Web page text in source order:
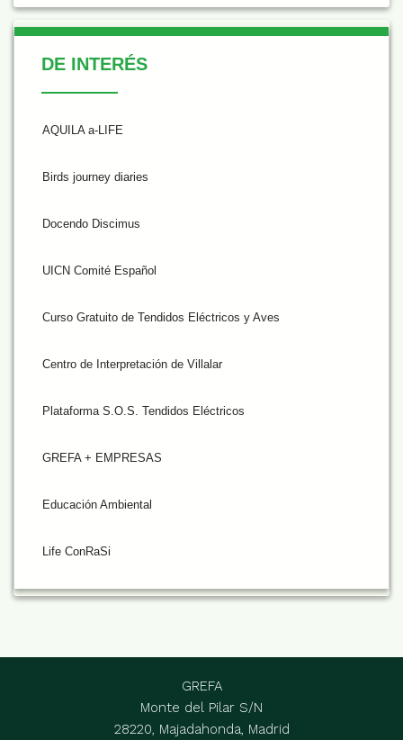
De Interés
DE INTERÉS
AQUILA a-LIFE
Birds journey diaries
Docendo Discimus
UICN Comité Español
Curso Gratuito de Tendidos Eléctricos y Aves
Centro de Interpretación de Villalar
Plataforma S.O.S. Tendidos Eléctricos
GREFA + EMPRESAS
Educación Ambiental
Life ConRaSi
GREFA
Monte del Pilar S/N
28220, Majadahonda, Madrid